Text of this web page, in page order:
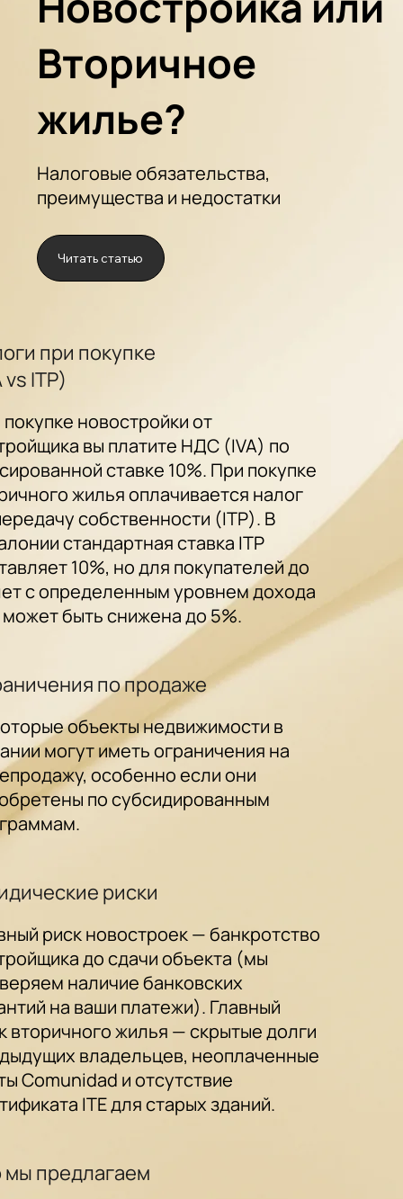
Вторичное
жилье?
Налоговые обязательства,
преимущества и недостатки
Читать статью
при покупке
vs ITP)
новостройки от
вы платите НДС (IVA) по
ставке 10%. При покупке
жилья оплачивается налог
собственности (ITP). В
стандартная ставка ITP
10%, но для покупателей до
с определенным уровнем дохода
быть снижена до 5%.
по продаже
объекты недвижимости в
могут иметь ограничения на
особенно если они
по субсидированным
риски
риск новостроек — банкротство
до сдачи объекта (мы
наличие банковских
на ваши платежи). Главный
вторичного жилья — скрытые долги
владельцев, неоплаченные
Comunidad и отсутствие
ITE для старых зданий.
мы предлагаем